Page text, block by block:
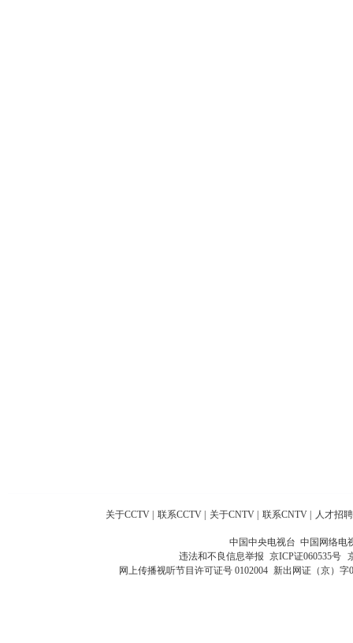
关于CCTV 联系CCTV 关于CNTV 联系CNTV 人才招聘
中国中央电视台 中国网络电
违法和不良信息举报 京ICP证060535号
网上传播视听节目许可证号 0102004 新出网证（京）